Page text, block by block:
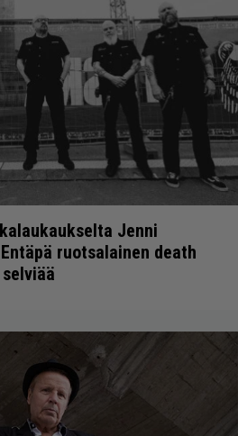
Jenni
ruotsalainen death